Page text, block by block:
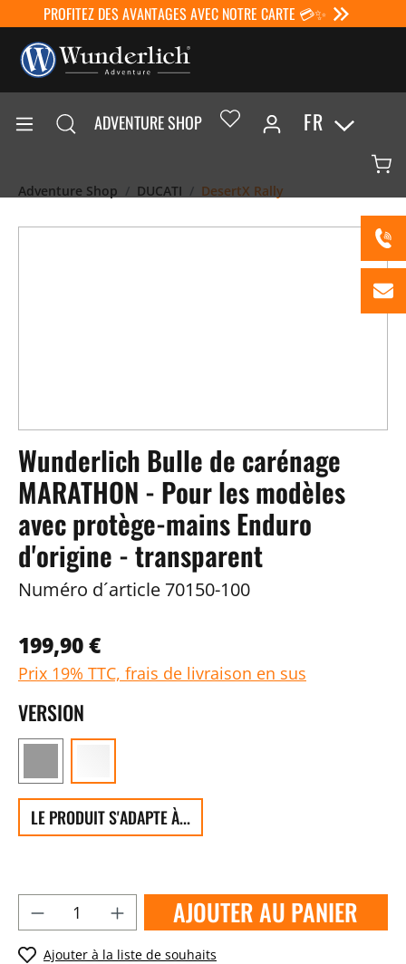
PROFITEZ DES AVANTAGES AVEC NOTRE CARTE 💳✨
ADVENTURE SHOP FR
Adventure Shop DUCATI DesertX Rally
Wunderlich Bulle de carénage
MARATHON - Pour les modèles
avec protège-mains Enduro
d'origine - transparent
Numéro d´article 70150-100
199,90 €
Prix 19% TTC, frais de livraison en sus
VERSION
LE PRODUIT S'ADAPTE À...
AJOUTER AU PANIER
Ajouter à la liste de souhaits